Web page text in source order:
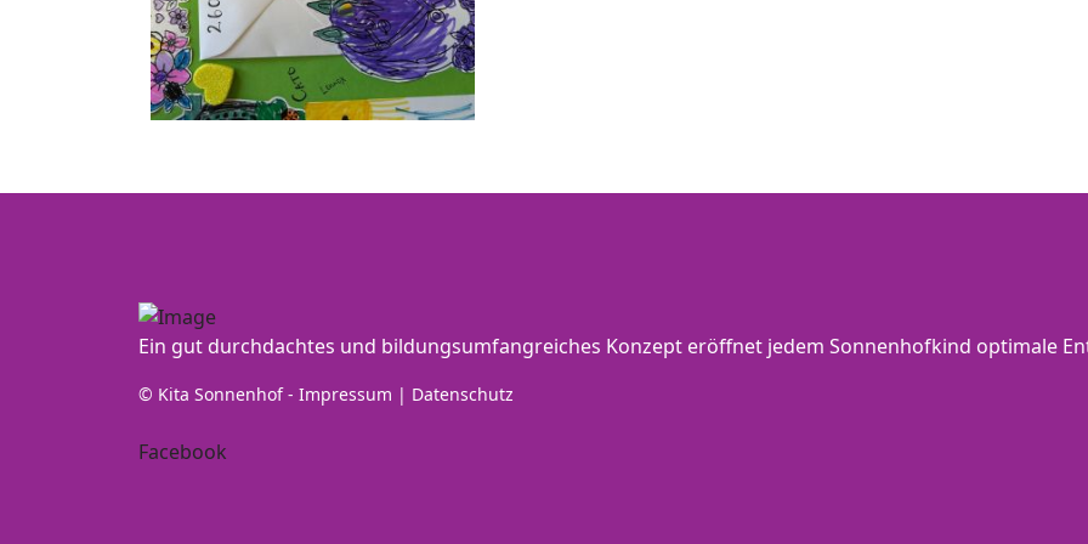
Ein gut durchdachtes und bildungsumfangreiches Konzept eröffnet jedem Sonnenhofkind optimale
© Kita Sonnenhof- Impressum | Datenschutz
Facebook